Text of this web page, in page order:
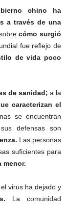
chino ha
a través de una
cómo surgió
fue reflejo de
de vida poco
de sanidad; a la
caracterizan el
se encuentran
defensas son
Las personas
suficientes para
menor.
el virus ha dejado y
La comunidad